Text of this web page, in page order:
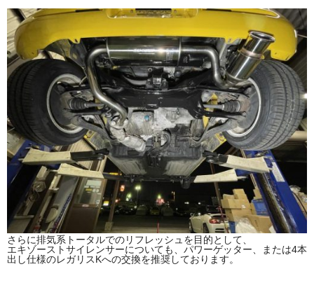
さらに排気系トータルでのリフレッシュを目的として、
エキゾーストサイレンサーについても、パワーゲッター、または4本
出し仕様のレガリスKへの交換を推奨しております。